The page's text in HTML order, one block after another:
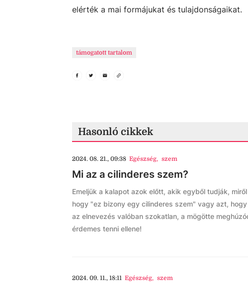
elérték a mai formájukat és tulajdonságaikat.
támogatott tartalom
Hasonló cikkek
2024. 08. 21., 09:38 Egészség, szem
Mi az a cilinderes szem?
Emeljük a kalapot azok előtt, akik egyből tudják,
hogy "ez bizony egy cilinderes szem" vagy azt,
az elnevezés valóban szokatlan, a mögötte
érdemes tenni ellene!
2024. 09. 11., 18:11 Egészség, szem